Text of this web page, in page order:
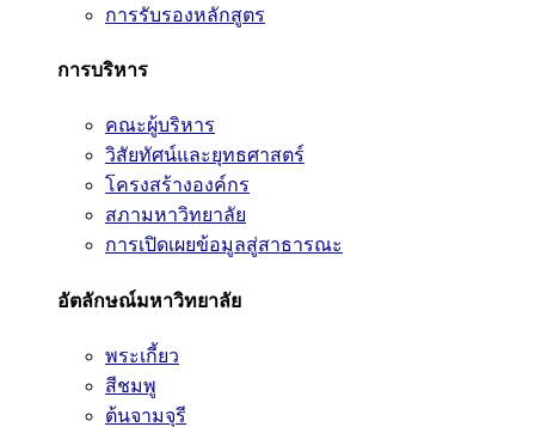
การรับรองหลักสูตร
การบริหาร
คณะผู้บริหาร
วิสัยทัศน์และยุทธศาสตร์
โครงสร้างองค์กร
สภามหาวิทยาลัย
การเปิดเผยข้อมูลสู่สาธารณะ
อัตลักษณ์มหาวิทยาลัย
พระเกี้ยว
สีชมพู
ต้นจามจุรี